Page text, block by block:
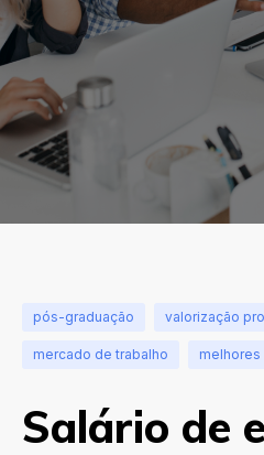
pós-graduação valorização
mercado de trabalho melhores
Salário de